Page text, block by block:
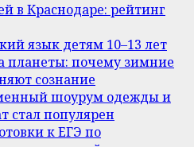
в Краснодаре: рейтинг
язык детям 10–13 лет
планеты: почему зимние
сознание
шоурум одежды и
стал популярен
к ЕГЭ по